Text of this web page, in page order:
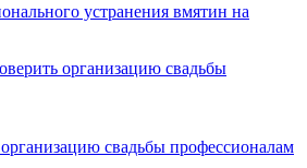
устранения вмятин на
свадьбы профессионалам